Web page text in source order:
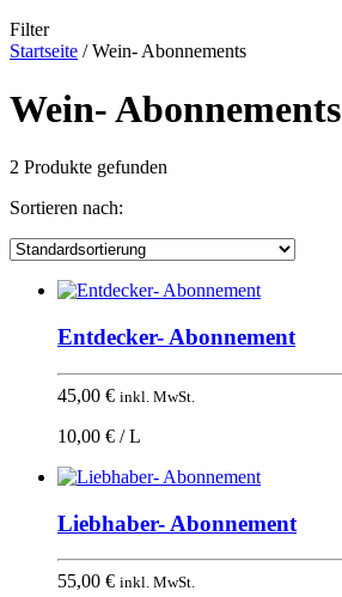
Filter
Startseite / Wein- Abonnements
Wein- Abonnements
2 Produkte gefunden
Sortieren nach:
Entdecker- Abonnement
45,00 € inkl. MwSt.
10,00 € / L
Liebhaber- Abonnement
55,00 € inkl. MwSt.